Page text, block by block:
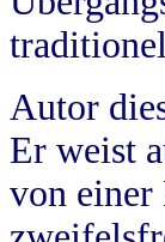
Autor
Er weist
von einer